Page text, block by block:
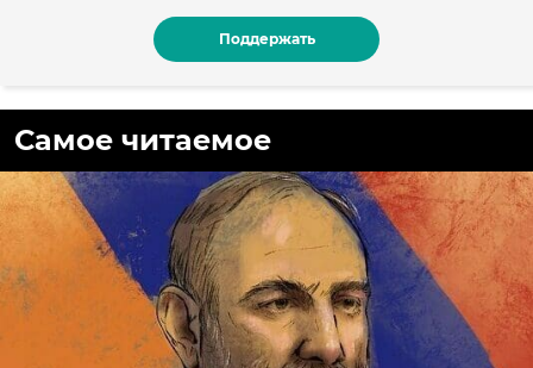
Поддержать
Самое читаемое